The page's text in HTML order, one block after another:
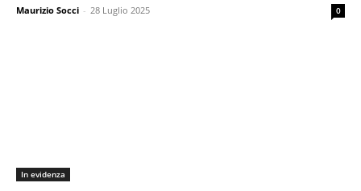
Maurizio Socci - 28 Luglio 2025 0
In evidenza